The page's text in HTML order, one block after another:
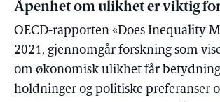
Åpenhet om ulikhet er viktig
OECD-rapporten «Does Inequality
2021, gjennomgår forskning som
om økonomisk ulikhet får
holdninger og politiske preferanser